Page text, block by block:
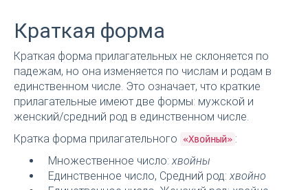
Краткая форма
Краткая форма прилагательных не склоняется по
падежам, но она изменяется по числам и родам в
единственном числе. Это означает, что краткие
прилагательные имеют две формы: мужской и
женский/средний род в единственном числе.
Кратка форма прилагательного
«Хвойный» :
Множественное число: хвойны
Единственное число, Средний род: хвойно